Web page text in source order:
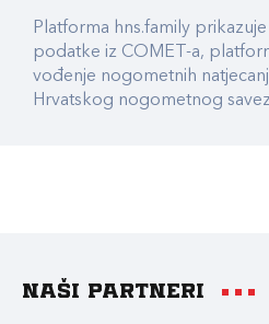
Platforma hns.family
podatke iz COMET-a,
vođenje nogometnih
Hrvatskog nogometnog
Naši partneri